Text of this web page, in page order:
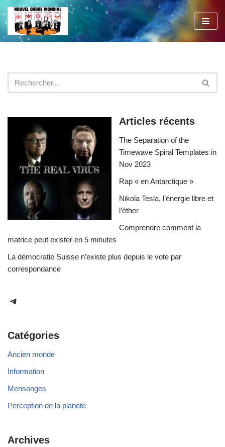
Aller
au
Articles récents
The Separation of the
Timewave Spiral Templates in
Nov 2023
Rap « en Antarctique »
Nikola Tesla, l’énergie libre et
l’éther
Comprendre comment la
matrice peut exister en 5 minutes
La démocratie Suisse n’existe plus depuis le vote par
correspondance
Catégories
Ancien monde
Information
Mensonges
Perception de la planète
Archives